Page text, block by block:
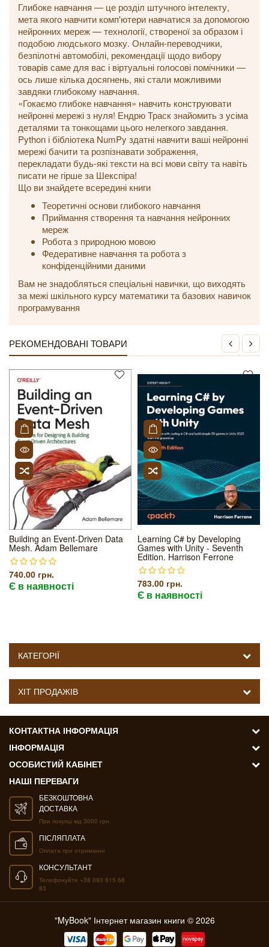
Глибоке навчання — це розділ штучного інтелекту,
мета якого навчити комп'ютери навчатися за допомогою
нейронних мереж — технології, створеної за образом і
подобою людського мозку. Онлайн-переводчики,
безпілотні автомобілі, рекомендації щодо вибору
товарів саме для вас і віртуальні голосові помічники —
ось лише кілька досягнень, які стали можливими
завдяки глибокому навчання.
«Гокаємо глибоке навчання» навчить конструювати
нейронні мережі з нуля! Ендрю Траск знайомить з усіма
деталями та тонкощами цього нелегкого завдання.
Python і бібліотека NumPy здатні навчити ваші нейронні
мережі бачити та розпізнавати зображення,
перекладати будь-які тексти на всі мови світу та навіть
писати не гірше за Шекспіра!
Що ви знайдете всередині книги
Теоретичні основи глибокого навчання
Приймання створення та навчання нейронних
мереж
Робота з природною мовою
Федеративне навчання та робота з
конфіденційними даними
Вам не знадобляться спеціальні навички, що виходять
за межі шкільного курсу математики та базових навичок
програмування
РЕКОМЕНДОВАНІ ТОВАРИ
Building an Event-Driven Data
Mesh. Adam Bellemare
740.00 грн.
Є в наявності
Learning C# by Developing
Games with Unity - Seventh
Edition. Harrison Ferrone
783.00 грн.
Є в наявності
КАТЕГОРІЇ
ХІТ ПРОДАЖІВ
КОНТАКТНА ІНФОРМАЦІЯ
ІНФОРМАЦІЯ
ОСОБИСТИЙ КАБІНЕТ
НАШІ ПЕРЕВАГИ
БЕЗКОШТОВНА
ДОСТАВКА
При покупці від 3000 грн.
ПІСЛЯПЛАТА
Оплата при отриманні
КОНСУЛЬТАНТ
Телефонуйте +38 093 815 68
83
"MyBook" Інтернет магазин книги © 2026